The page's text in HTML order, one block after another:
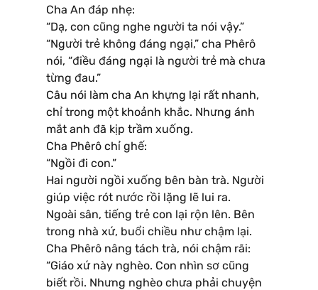
Cha An đáp nhẹ:
“Dạ, con cũng nghe người ta nói vậy.”
“Người trẻ không đáng ngại,” cha Phêrô
nói, “điều đáng ngại là người trẻ mà chưa
từng đau.”
Câu nói làm cha An khựng lại rất nhanh,
chỉ trong một khoảnh khắc. Nhưng ánh
mắt anh đã kịp trầm xuống.
Cha Phêrô chỉ ghế:
“Ngồi đi con.”
Hai người ngồi xuống bên bàn trà. Người
giúp việc rót nước rồi lặng lẽ lui ra.
Ngoài sân, tiếng trẻ con lại rộn lên. Bên
trong nhà xứ, buổi chiều như chậm lại.
Cha Phêrô nâng tách trà, nói chậm rãi:
“Giáo xứ này nghèo. Con nhìn sơ cũng
biết rồi. Nhưng nghèo chưa phải chuyện